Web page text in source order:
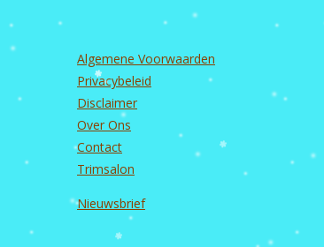
Algemene Voorwaarden
Privacybeleid
Disclaimer
Over Ons
Contact
Trimsalon
Nieuwsbrief